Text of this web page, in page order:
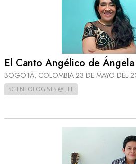
El Canto Angélico de Ángela
BOGOTÁ, COLOMBIA 23 DE MAYO DEL
SCIENTOLOGISTS @LIFE